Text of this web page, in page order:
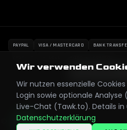
PAYPAL VISA / MASTERCARD BANK
2026SageYangStore.Alle
Wir verwenden
Wir nutzen essenzielle
Login sowie optionale
Live-Chat (Tawk.to). Details in
Datenschutzerklärung